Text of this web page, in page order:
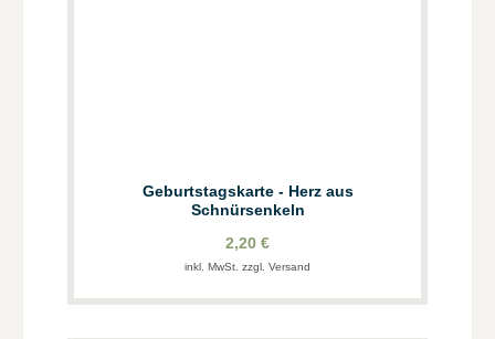
Geburtstagskarte - Herz aus
Schnürsenkeln
2,20 €
inkl. MwSt. zzgl. Versand